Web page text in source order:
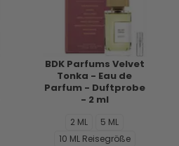
BDK Parfums Velvet
Tonka - Eau de
Parfum - Duftprobe
- 2 ml
2 ML
5 ML
10 ML Reisegröße